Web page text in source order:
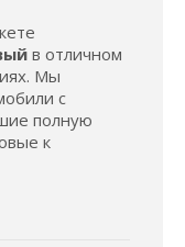
в отличном
Мы
с
полную
к